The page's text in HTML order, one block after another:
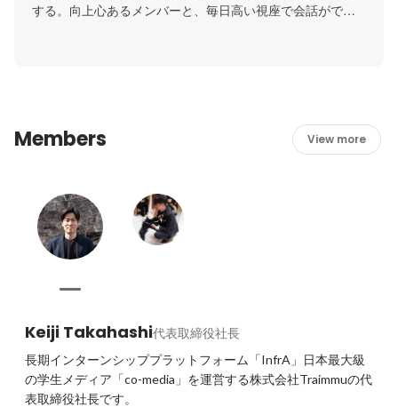
する。向上心あるメンバーと、毎日高い視座で会話ができ
Members View more
Keiji Takahashi代表取締役社長
長期インターンシッププラットフォーム「InfrA」日本最大級
の学生メディア「co-media」を運営する株式会社Traimmuの代
表取締役社長です。